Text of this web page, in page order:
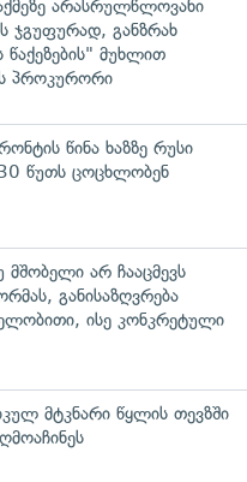
არასრულწლოვანი
ჯგუფურად, განზრახ
წაქეზების" მუხლით
პროკურორი
წინა ხაზზე რუსი
წუთს ცოცხლობენ
მშობელი არ ჩააცმევს
განისაზღვრება
ისე კონკრეტული
მტკნარი წყლის თევზში